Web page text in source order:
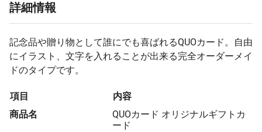
詳細情報
記念品や贈り物として誰にでも喜ばれるQUOカード。自由
にイラスト、文字を入れることが出来る完全オーダーメイ
ドのタイプです。
項目
内容
商品名
QUOカード オリジナルギフトカ
ード